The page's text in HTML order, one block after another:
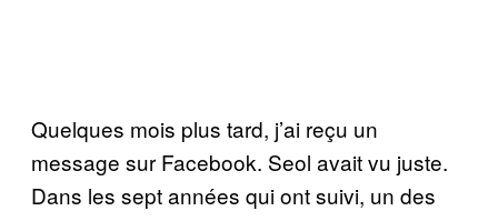
Quelques mois plus tard, j’ai reçu un
message sur Facebook. Seol avait vu juste.
Dans les sept années qui ont suivi, un des